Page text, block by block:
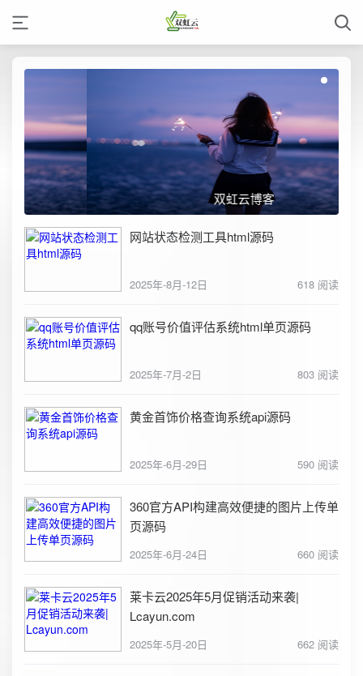
双虹云博客
网站状态检测工具html源码
2025年-8月-12日 618 阅读
qq账号价值评估系统html单页源码
2025年-7月-2日 803 阅读
黄金首饰价格查询系统api源码
2025年-6月-29日 590 阅读
360官方API构建高效便捷的图片上传单
页源码
2025年-6月-24日 660 阅读
莱卡云2025年5月促销活动来袭|
Lcayun.com
2025年-5月-20日 662 阅读